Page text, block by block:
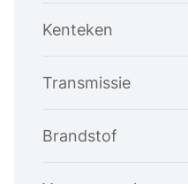
Kenteken
Transmissie
Brandstof